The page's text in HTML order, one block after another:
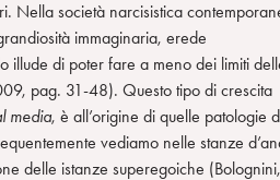
Nella società narcisistica
immaginaria, erede
illude di poter fare a meno dei limiti
pag. 31-48). Questo tipo di crescita
media, è all’origine di quelle patologie
vediamo nelle stanze
delle istanze superegoiche (Bolognini,